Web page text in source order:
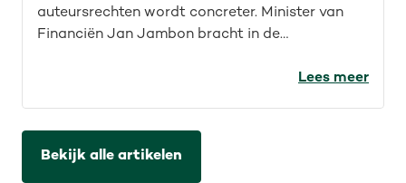
auteursrechten wordt concreter. Minister van
Financiën Jan Jambon bracht in de
auteursrechten voor de IT-sector. Wat werd er
Lees meer
Bekijk alle artikelen